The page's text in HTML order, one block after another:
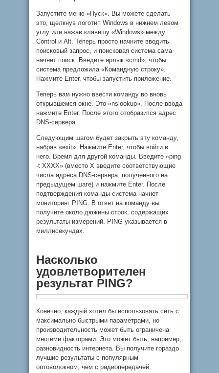
Запустите меню «Пуск». Вы можете сделать
это, щелкнув логотип Windows в нижнем левом
углу или нажав клавишу «Windows» между
Control и Alt. Теперь просто начните вводить
поисковый запрос, и поисковая система сама
начнет поиск. Введите ярлык «cmd», чтобы
система предложила «Командную строку».
Нажмите Enter, чтобы запустить приложение.
Теперь вам нужно ввести команду во вновь
открывшемся окне. Это «nslookup». После ввода
нажмите Enter. После этого отобразится адрес
DNS-сервера.
Следующим шагом будет закрыть эту команду,
набрав «exit». Нажмите Enter, чтобы войти в
него. Время для другой команды. Введите «ping
-t XXXX» (вместо X введите соответствующие
числа адреса DNS-сервера, полученного на
предыдущем шаге) и нажмите Enter. После
подтверждения команды система начнет
мониторинг PING. В ответ на команду вы
получите около дюжины строк, содержащих
результаты измерений. PING указывается в
миллисекундах.
Насколько
удовлетворителен
результат PING?
Конечно, каждый хотел бы использовать сеть с
максимально быстрыми параметрами, но
производительность может быть ограничена
многими факторами. Это может быть, например,
разновидность интернета. Вы получите гораздо
лучшие результаты с популярным
оптоволокном, чем с радиопередачей.